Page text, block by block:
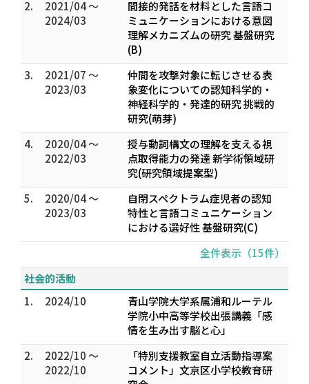
2.
2021/04 ～
2024/03
間接的発話を材料とした言語コ
ミュニケーションにおける意図
理解メカニズムの研究 基盤研究
(B)
3.
2021/07 ～
2023/03
仲間を攻撃対象に転じさせる表
象変化についての認知科学的・
神経科学的・発達的研究 挑戦的
研究(萌芽)
4.
2020/04 ～
2022/03
授与動詞構文の理解を支える視
点取得能力の発達 新学術領域研
究(研究領域提案型)
5.
2020/04 ～
2023/03
自閉スペクトラム症児者の認知
特性と言語コミュニケーション
における選好性 基盤研究(C)
全件表示（15件）
社会的活動
1.
2024/10
青山学院大学系属浦和ルーテル
学院小中高等学校出張講義「感
情を生み出す脳と心」
2.
2022/10 ～
2022/10
「特別支援教室自立活動指導案
コメント」文京区小学校教育研